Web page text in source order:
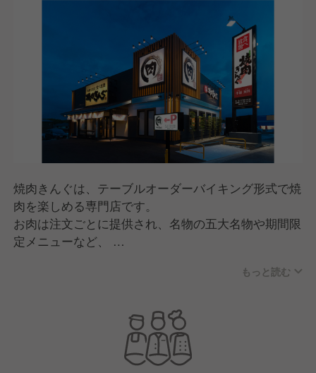
焼肉きんぐは、テーブルオーダーバイキング形式で焼
肉を楽しめる専門店です。
お肉は注文ごとに提供され、名物の五大名物や期間限
定メニューなど、
スタッフが焼き方をサポートする「焼肉ポリス」な
人のあたたかさを感じる接客で、家族連れから幅広い
世代に親しまれています。
もっと読む